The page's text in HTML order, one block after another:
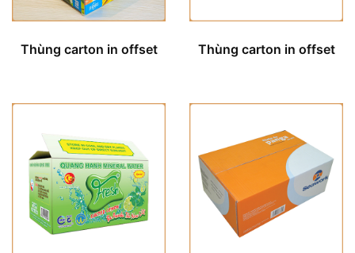
Thùng carton in offset Thùng carton in offset